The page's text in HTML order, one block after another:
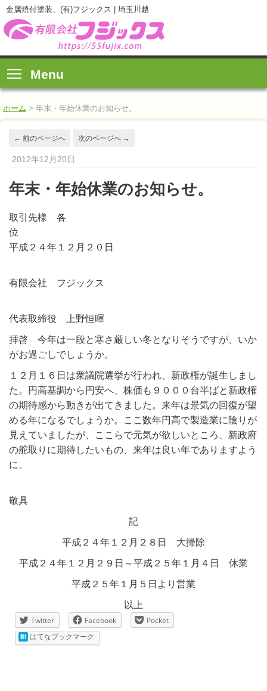
金属焼付塗装、(有)フジックス | 埼玉川越
Menu
ホーム > 年末・年始休業のお知らせ。
← 前のページへ 次のページへ →
2012年12月20日
年末・年始休業のお知らせ。
取引先様 各
平成２４年１２月２０日
有限会社 フジックス
代表取締役 上野恒暉
拝啓 今年は一段と寒さ厳しい冬となりそうですが、いか
がお過ごしでしょうか。
１２月１６日は衆議院選挙が行われ、新政権が誕生しまし
た。円高基調から円安へ、株価も９０００台半ばと新政権
の期待感から動きが出てきました。来年は景気の回復が望
める年になるでしょうか。ここ数年円高で製造業に陰りが
見えていましたが、ここらで元気が欲しいところ、新政府
の舵取りに期待したいもの、来年は良い年でありますよう
に。
敬具
記
平成２４年１２月２８日 大掃除
平成２４年１２月２９日～平成２５年１月４日 休業
平成２５年１月５日より営業
以上
Twitter
Facebook
Pocket
はてなブックマーク